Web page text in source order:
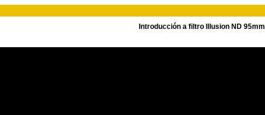
Introducción a filtro Illusion ND 95mm